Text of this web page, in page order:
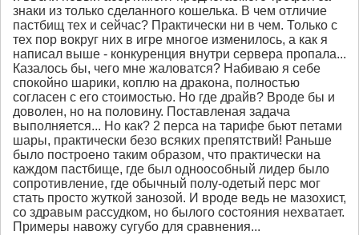
знаки из только сделанного кошелька. В чем отличие
пастбищ тех и сейчас? Практически ни в чем. Только с
тех пор вокруг них в игре многое изменилось, а как я
написал выше - конкуренция внутри сервера пропала...
Казалось бы, чего мне жаловатся? Набиваю я себе
спокойно шарики, коплю на дракона, полностью
согласен с его стоимостью. Но где драйв? Вроде бы и
доволен, но на половину. Поставленая задача
выполняется... Но как? 2 перса на тарифе бьют петами
шары, практически безо всяких препятствий! Раньше
было построено таким образом, что практически на
каждом пастбище, где был одноособный лидер было
сопротивление, где обычный полу-одетый перс мог
стать просто жуткой занозой. И вроде ведь не мазохист,
со здравым рассудком, но былого состояния нехватает.
Примеры навожу сугубо для сравнения...